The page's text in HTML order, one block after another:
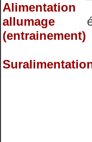
Alimentation
allumage
(entrainement)